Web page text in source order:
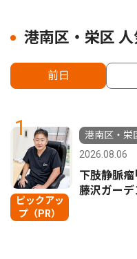
港南区・栄区
前日
1
ピックアッ
プ（PR）
港南区・栄
2026.08.06
下肢静脈
藤沢ガー